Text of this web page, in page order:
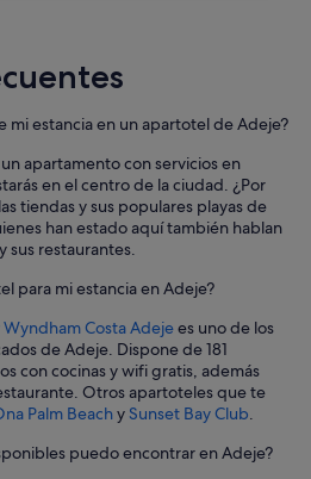
mi estancia en un apartotel de Adeje?
apartamento con servicios en
en el centro de la ciudad. ¿Por
tiendas y sus populares playas de
han estado aquí también hablan
sus restaurantes.
para mi estancia en Adeje?
Wyndham Costa Adejees uno de los
de Adeje. Dispone de 181
con cocinas y wifi gratis, además
Otros apartoteles que te
Palm BeachySunset Bay Club.
puedo encontrar en Adeje?